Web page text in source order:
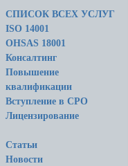
СПИСОК ВСЕХ УСЛУГ
ISO 14001
OHSAS 18001
Консалтинг
Повышение
квалификации
Вступление в СРО
Лицензирование
Статьи
Новости